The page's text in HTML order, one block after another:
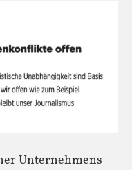
Unternehmens